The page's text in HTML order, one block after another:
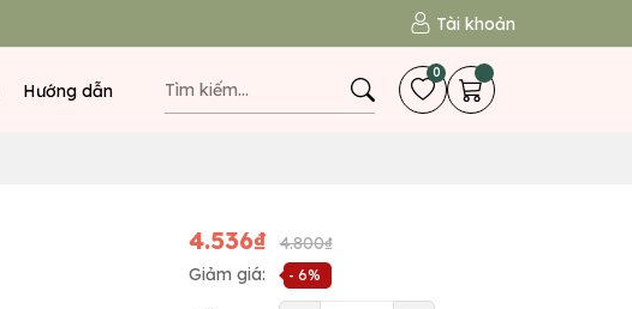
Tài khoản
Hướng dẫn
0
4.536₫
4.800₫
Giảm giá:
- 6%